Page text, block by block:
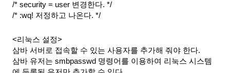
/* security = user 변경한다. */
/* :wq! 저정하고 나온다. */
<리눅스 설정>
삼바 서버로 접속할 수 있는 사용자를 추가해 줘야 한다.
삼바 유저는 smbpasswd 명령어를 이용하여 리눅스 시스템